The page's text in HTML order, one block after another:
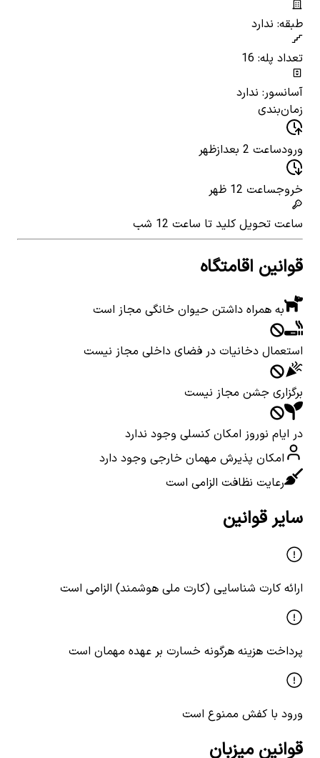
طبقه: ندارد
تعداد پله: 16
آسانسور: ندارد
زمان‌بندی
ورودساعت 2 بعدازظهر
خروجساعت 12 ظهر
ساعت تحویل کلید تا ساعت 12 شب
قوانین اقامتگاه
به همراه داشتن حیوان خانگی مجاز است
استعمال دخانیات در فضای داخلی مجاز نیست
برگزاری جشن مجاز نیست
در ایام نوروز امکان کنسلی وجود ندارد
امکان پذیرش مهمان خارجی وجود دارد
رعایت نظافت الزامی است
سایر قوانین
ارائه کارت شناسایی (کارت ملی هوشمند) الزامی است
پرداخت هزینه هرگونه خسارت بر عهده مهمان است
ورود با کفش ممنوع است
قوانین میزبان